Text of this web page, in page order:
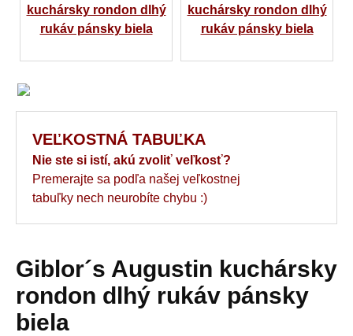
Giblor´s Augustin kuchársky
rondon dlhý rukáv pánsky
biela
VEĽKOSTNÁ TABUĽKA
Nie ste si istí, akú zvoliť veľkosť?
Premerajte sa podľa našej veľkostnej
tabuľky nech neurobíte chybu :)